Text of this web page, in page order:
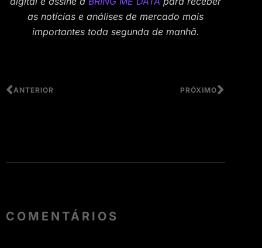
as notícias e análises de mercado mais
importantes toda segunda de manhã.
ANTERIOR PRÓXIMO
COMENTÁRIOS